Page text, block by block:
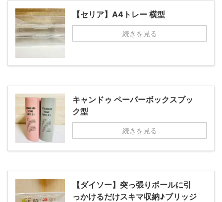
【セリア】A4トレー 横型
続きを見る
キャンドゥ ペーパーボックスブッ
ク型
続きを見る
【ダイソー】突っ張りポールに引
っかけるだけスキマ収納♪ブリッジ